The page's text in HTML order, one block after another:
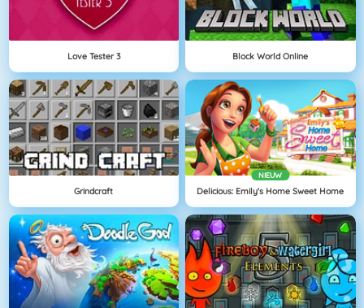
Love Tester 3 Block World Online
Grindcraft
NIEUW
Delicious: Emily's Home Sweet Home